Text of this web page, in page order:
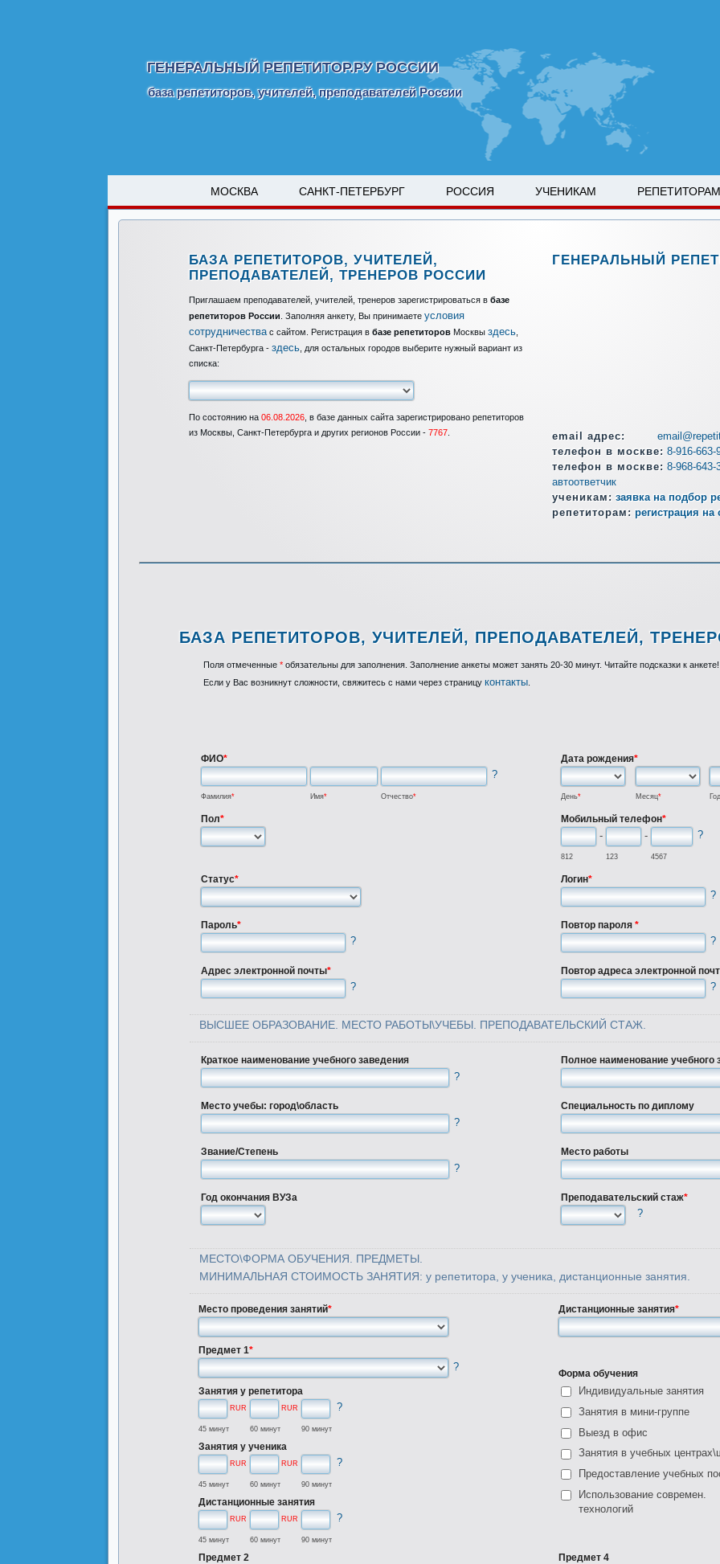
ГЕНЕРАЛЬНЫЙ РЕПЕТИТОР.РУ РОССИИ
база репетиторов, учителей, преподавателей России
МОСКВА САНКТ-ПЕТЕРБУРГ РОССИЯ УЧЕНИКАМ РЕПЕТИТОРАМ
БАЗА РЕПЕТИТОРОВ, УЧИТЕЛЕЙ,
ПРЕПОДАВАТЕЛЕЙ, ТРЕНЕРОВ РОССИИ
Приглашаем преподавателей, учителей, тренеров зарегистрироваться вбазе
репетиторов России . Заполняя анкету, Вы принимаетеусловия
сотрудничества с сайтом. Регистрация вбазе репетиторов Москвыздесь
Санкт-Петербурга -здесь , для остальных городов выберите нужный вариант из
списка:
По состоянию на06.08.2026 , в базе данных сайта зарегистрировано репетиторов
из Москвы, Санкт-Петербурга и других регионов России -7767
ГЕНЕРАЛЬНЫЙ
email адрес:
телефон в москве: 8-916-
телефон в москве: 8-968-643-
автоответчик
ученикам: заявка на подбор
репетиторам: регистрация на
БАЗА РЕПЕТИТОРОВ, УЧИТЕЛЕЙ, ПРЕПОДАВАТЕЛЕЙ,
Поля отмеченные*обязательны для заполнения. Заполнение анкеты может занять 20-30 минут. Читайте подсказки к анкете!
Если у Вас возникнут сложности, свяжитесь с нами через страницуконтакты
ФИО*
Фамилия* Имя* Отчество*
?
Дата рождения*
День* Месяц*
Пол* Мобильный телефон*
-
812
-
123 4567
?
Статус* Логин*
?
Пароль*
?
Повтор пароля*
?
Адрес электронной почты*
?
Повтор адреса электронной
?
ВЫСШЕЕ ОБРАЗОВАНИЕ. МЕСТО РАБОТЫ\УЧЕБЫ. ПРЕПОДАВАТЕЛЬСКИЙ СТАЖ.
Краткое наименование учебного заведения
?
Полное наименование учебного
Место учебы: город\область
?
Специальность по диплому
Звание/Степень
?
Место работы
Год окончания ВУЗа Преподавательский стаж*
?
МЕСТО\ФОРМА ОБУЧЕНИЯ. ПРЕДМЕТЫ.
МИНИМАЛЬНАЯ СТОИМОСТЬ ЗАНЯТИЯ: у репетитора, у ученика, дистанционные занятия.
Место проведения занятий* Дистанционные занятия*
Предмет 1*
?
Занятия у репетитора
RUR
45 минут
RUR
60 минут 90 минут
?
Занятия у ученика
RUR
45 минут
RUR
60 минут 90 минут
?
Дистанционные занятия
RUR
45 минут
RUR
60 минут 90 минут
?
Форма обучения
Индивидуальные занятия
Занятия в мини-группе
Выезд в офис
Занятия в учебных
Предоставление учебных
Использование современ.
технологий
Предмет 2 Предмет 4